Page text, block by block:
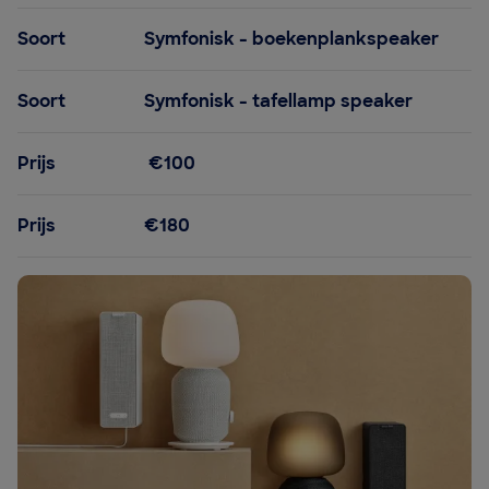
Soort Symfonisk - boekenplankspeaker
Soort Symfonisk - tafellamp speaker
Prijs €100
Prijs €180